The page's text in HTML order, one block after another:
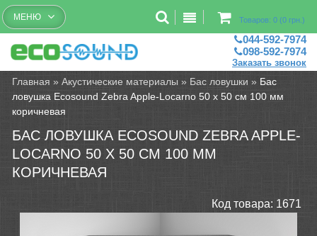
Бесплатный рассчет помещений
Товаров: 0 (0 грн.)
МЕНЮ
044-592-7974
098-592-7974
Заказать звонок
Главная »Акустические материалы » Бас ловушки » Бас
ловушка Ecosound Zebra Apple-Locarno 50 х 50 см 100 мм
коричневая
БАС ЛОВУШКА ECOSOUND ZEBRA APPLE-
LOCARNO 50 Х 50 СМ 100 ММ
КОРИЧНЕВАЯ
Код товара: 1671